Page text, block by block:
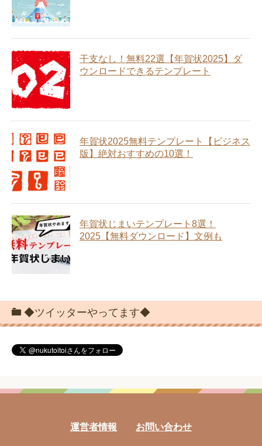
干支なし！無料22選【年賀状2025】ダ
ウンロードできるテンプレート
年賀状2025無料テンプレート【ビジネス
版】絶対おすすめの10選！
年賀状じまいテンプレート8選！
2025【無料ダウンロード】文例も
◆ツイッターやってます◆
運営者情報 お問い合わせ